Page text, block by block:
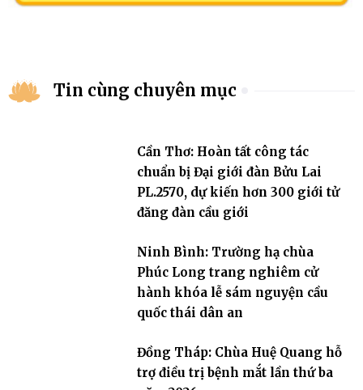
Tin cùng chuyên mục
Cần Thơ: Hoàn tất công tác
chuẩn bị Đại giới đàn Bửu Lai
PL.2570, dự kiến hơn 300 giới tử
đăng đàn cầu giới
Ninh Bình: Trường hạ chùa
Phúc Long trang nghiêm cử
hành khóa lễ sám nguyện cầu
quốc thái dân an
Đồng Tháp: Chùa Huệ Quang hỗ
trợ điều trị bệnh mắt lần thứ ba